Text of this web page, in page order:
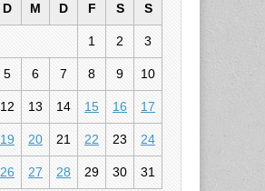
D M D F S S
1 2 3
5 6 7 8 9 10
12 13 14 15 16 17
19 20 21 22 23 24
26 27 28 29 30
31